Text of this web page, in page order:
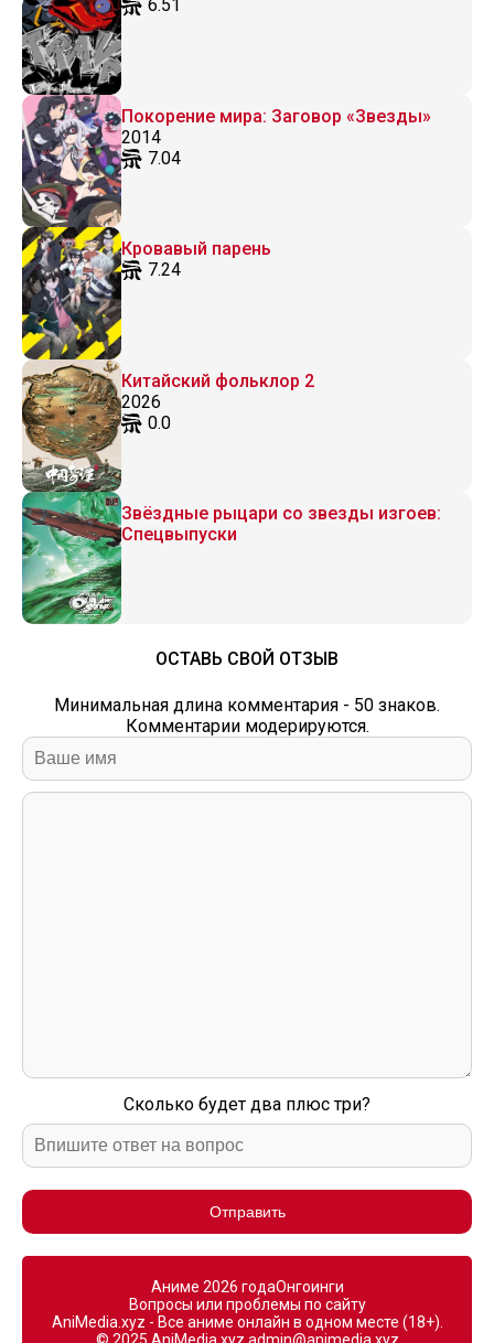
6.51
Покорение мира: Заговор «Звезды»
2014
7.04
Кровавый парень
7.24
Китайский фольклор 2
2026
0.0
Звёздные рыцари со звезды изгоев:
Спецвыпуски
ОСТАВЬ СВОЙ ОТЗЫВ
Минимальная длина комментария - 50 знаков.
Комментарии модерируются.
Сколько будет два плюс три?
Отправить
Аниме 2026 годаОнгоинги
Вопросы или проблемы по сайту
AniMedia.xyz - Все аниме онлайн в одном месте (18+).